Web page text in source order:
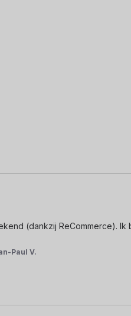
(dankzij ReCommerce). Ik
Paul V.